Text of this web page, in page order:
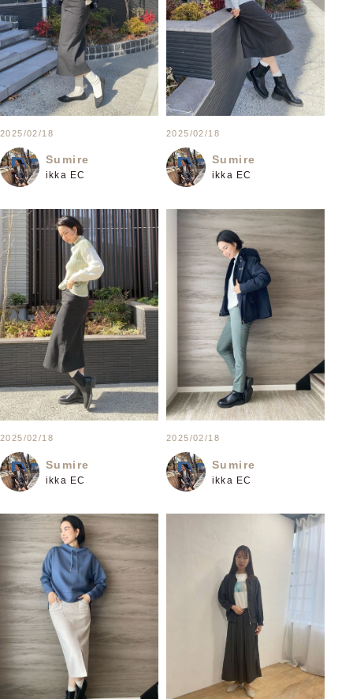
2025/02/18
Sumire
ikka EC
2025/02/18
Sumire
ikka EC
2025/02/18
Sumire
ikka EC
2025/02/18
Sumire
ikka EC